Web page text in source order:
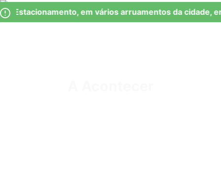
Observação:
este
Skip
to
Estacionamento, em vários arruamentos da cidade,